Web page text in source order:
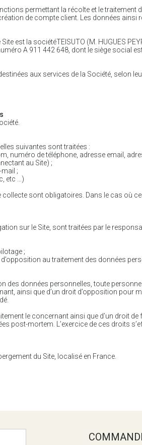
permettant la récolte et le
de compte client. Les données
est la sociétéTEISUTO (M. HUGUES
A 911 442 648, dont le siège social
aux services de la Société, selon
suivantes sont traitées :
numéro de téléphone, adresse email,
au Site) ;
;
etc …)
sont obligatoires. Dans le cas où
sur le Site, sont traitées par le
;
au traitement des données
données personnelles, toute
ainsi que d’un droit d’opposition
le concernant ainsi que d’un droit
post-mortem. L’exercice de ces droits
du Site, localisé en France.